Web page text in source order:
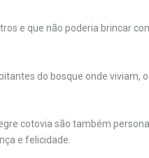
e que não poderia brincar
do bosque onde viviam,
cotovia são também
e felicidade.